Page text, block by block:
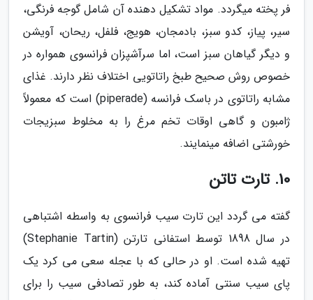
فر پخته می­گردد. مواد تشکیل ­دهنده آن شامل گوجه فرنگی،
سیر، پیاز، کدو سبز، بادمجان، هویج، فلفل، ریحان، آویشن
و دیگر گیاهان سبز است، اما سرآشپزان فرانسوی همواره در
خصوص روش صحیح طبخ راتاتویی اختلاف نظر دارند. غذای
مشابه راتاتوی در باسک فرانسه (piperade) است که معمولاً
ژامبون و گاهی اوقات تخم مرغ را به مخلوط سبزیجات
خورشتی اضافه می­نمایند.
10. تارت تاتن
گفته می­ گردد این تارت سیب فرانسوی به واسطه اشتباهی
در سال 1898 توسط استفانی تارتن (Stephanie Tartin)
تهیه شده است. او در حالی که با عجله سعی می­ کرد یک
پای سیب سنتی آماده کند، به طور تصادفی سیب را برای